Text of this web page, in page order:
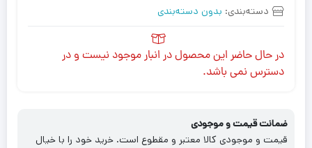
دسته‌بندی: بدون دسته‌بندی
در حال حاضر این محصول در انبار موجود نیست و در
دسترس نمی باشد.
ضمانت قیمت و موجودی
قیمت و موجودی کالا معتبر و مقطوع است. خرید خود را با خیال